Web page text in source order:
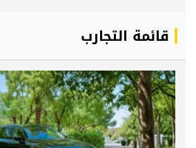
قائمة التجارب